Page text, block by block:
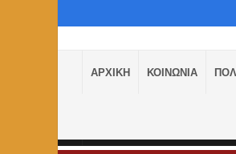
ΑΡΧΙΚΗ ΚΟΙΝΩΝΙΑ